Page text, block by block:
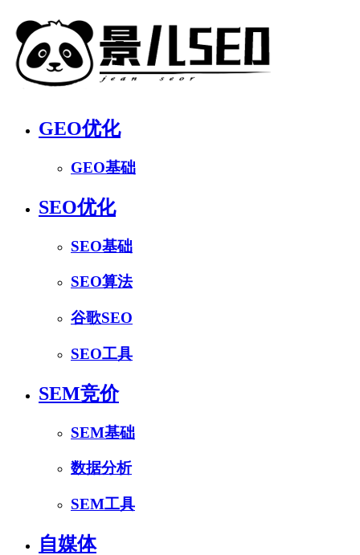
GEO优化
GEO基础
SEO优化
SEO基础
SEO算法
谷歌SEO
SEO工具
SEM竞价
SEM基础
数据分析
SEM工具
自媒体